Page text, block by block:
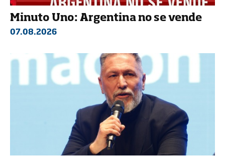
Minuto Uno: Argentina no se vende
07.08.2026